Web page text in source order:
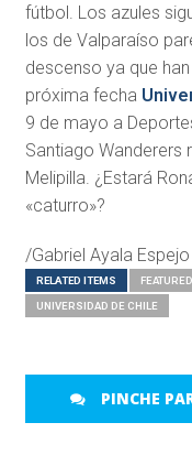
fútbol. Los azules
los de Valparaíso
descenso ya que
próxima fecha
9 de mayo a
Santiago Wanderers
Melipilla. ¿Estará
«caturro»?
/Gabriel Ayala Espejo
RELATED ITEMS FEATURED
UNIVERSIDAD DE CHILE
PINCHE